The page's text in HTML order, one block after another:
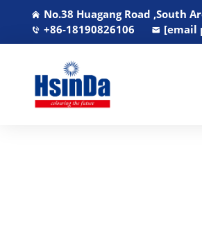
No.38 Huagang Road ,South
+86-18190826106
[email